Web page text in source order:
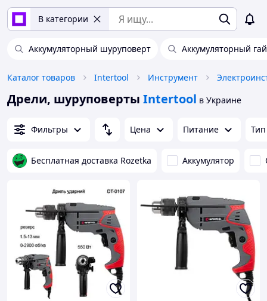
В категории
Аккумуляторный шуруповерт Аккумуляторный
Каталог товаров Intertool Инструмент
Дрели, шуруповерты Intertool в Украине
Фильтры Цена Питание Тип
Бесплатная доставка Rozetka Аккумулятор